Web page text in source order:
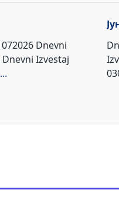
Dnevni
Izvestaj
...